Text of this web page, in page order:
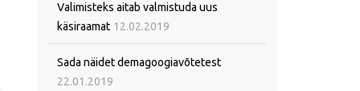
Valimisteks aitab valmistuda uus
käsiraamat 12.02.2019
Sada näidet demagoogiavõtetest
22.01.2019